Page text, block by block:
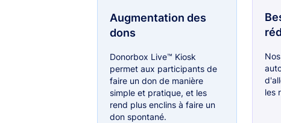
Augmentation des
dons
Donorbox Live™ Kiosk
permet aux participants de
faire un don de manière
simple et pratique, et les
rend plus enclins à faire un
don spontané.
les